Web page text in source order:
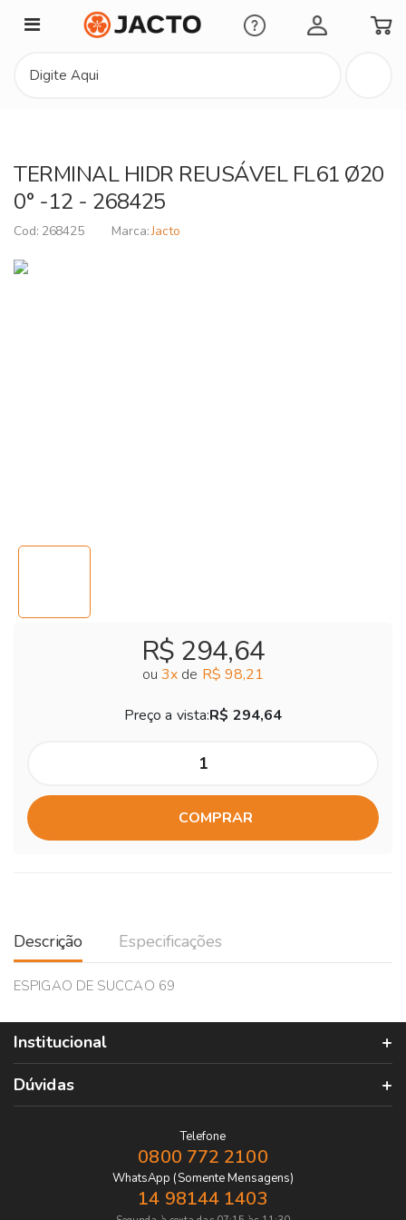
Minha Conta
TERMINAL HIDR REUSÁVEL FL61 Ø20
0° -12 - 268425
268425 Jacto
R$ 294,64
ou 3x de R$ 98,21
Preço a vista:R$ 294,64
COMPRAR
Descrição Especificações
ESPIGAO DE SUCCAO 69
Institucional
Dúvidas
Telefone
0800 772 2100
WhatsApp (Somente Mensagens)
14 98144 1403